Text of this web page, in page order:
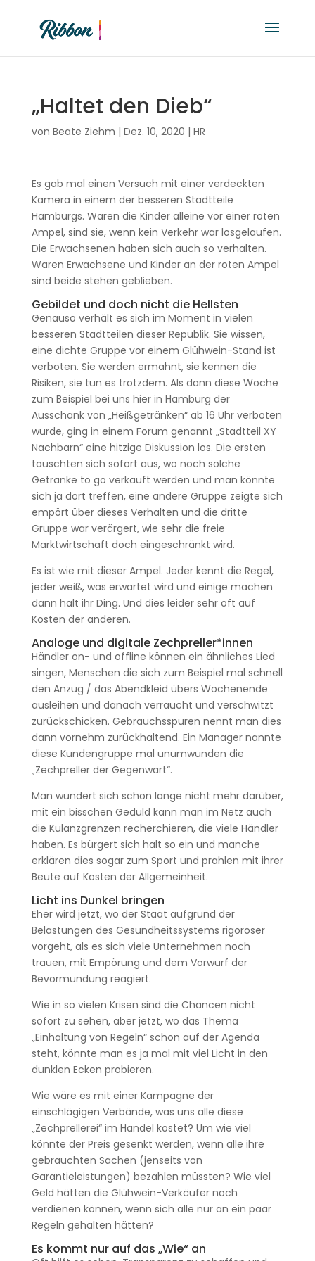
„Haltet den Dieb“
von Beate Ziehm | Dez. 10, 2020 | HR
Es gab mal einen Versuch mit einer verdeckten
Kamera in einem der besseren Stadtteile
Hamburgs. Waren die Kinder alleine vor einer roten
Ampel, sind sie, wenn kein Verkehr war losgelaufen.
Die Erwachsenen haben sich auch so verhalten.
Waren Erwachsene und Kinder an der roten Ampel
sind beide stehen geblieben.
Gebildet und doch nicht die Hellsten
Genauso verhält es sich im Moment in vielen
besseren Stadtteilen dieser Republik. Sie wissen,
eine dichte Gruppe vor einem Glühwein-Stand ist
verboten. Sie werden ermahnt, sie kennen die
Risiken, sie tun es trotzdem. Als dann diese Woche
zum Beispiel bei uns hier in Hamburg der
Ausschank von „Heißgetränken“ ab 16 Uhr verboten
wurde, ging in einem Forum genannt „Stadtteil XY
Nachbarn“ eine hitzige Diskussion los. Die ersten
tauschten sich sofort aus, wo noch solche
Getränke to go verkauft werden und man könnte
sich ja dort treffen, eine andere Gruppe zeigte sich
empört über dieses Verhalten und die dritte
Gruppe war verärgert, wie sehr die freie
Marktwirtschaft doch eingeschränkt wird.
Es ist wie mit dieser Ampel. Jeder kennt die Regel,
jeder weiß, was erwartet wird und einige machen
dann halt ihr Ding. Und dies leider sehr oft auf
Kosten der anderen.
Analoge und digitale Zechpreller*innen
Händler on- und offline können ein ähnliches Lied
singen, Menschen die sich zum Beispiel mal schnell
den Anzug / das Abendkleid übers Wochenende
ausleihen und danach verraucht und verschwitzt
zurückschicken. Gebrauchsspuren nennt man dies
dann vornehm zurückhaltend. Ein Manager nannte
diese Kundengruppe mal unumwunden die
„Zechpreller der Gegenwart“.
Man wundert sich schon lange nicht mehr darüber,
mit ein bisschen Geduld kann man im Netz auch
die Kulanzgrenzen recherchieren, die viele Händler
haben. Es bürgert sich halt so ein und manche
erklären dies sogar zum Sport und prahlen mit ihrer
Beute auf Kosten der Allgemeinheit.
Licht ins Dunkel bringen
Eher wird jetzt, wo der Staat aufgrund der
Belastungen des Gesundheitssystems rigoroser
vorgeht, als es sich viele Unternehmen noch
trauen, mit Empörung und dem Vorwurf der
Bevormundung reagiert.
Wie in so vielen Krisen sind die Chancen nicht
sofort zu sehen, aber jetzt, wo das Thema
„Einhaltung von Regeln“ schon auf der Agenda
steht, könnte man es ja mal mit viel Licht in den
dunklen Ecken probieren.
Wie wäre es mit einer Kampagne der
einschlägigen Verbände, was uns alle diese
„Zechprellerei“ im Handel kostet? Um wie viel
könnte der Preis gesenkt werden, wenn alle ihre
gebrauchten Sachen (jenseits von
Garantieleistungen) bezahlen müssten? Wie viel
Geld hätten die Glühwein-Verkäufer noch
verdienen können, wenn sich alle nur an ein paar
Regeln gehalten hätten?
Es kommt nur auf das „Wie“ an